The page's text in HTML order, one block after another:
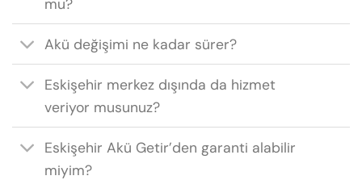
mu?
Akü değişimi ne kadar sürer?
Eskişehir merkez dışında da hizmet
veriyor musunuz?
Eskişehir Akü Getir’den garanti alabilir
miyim?